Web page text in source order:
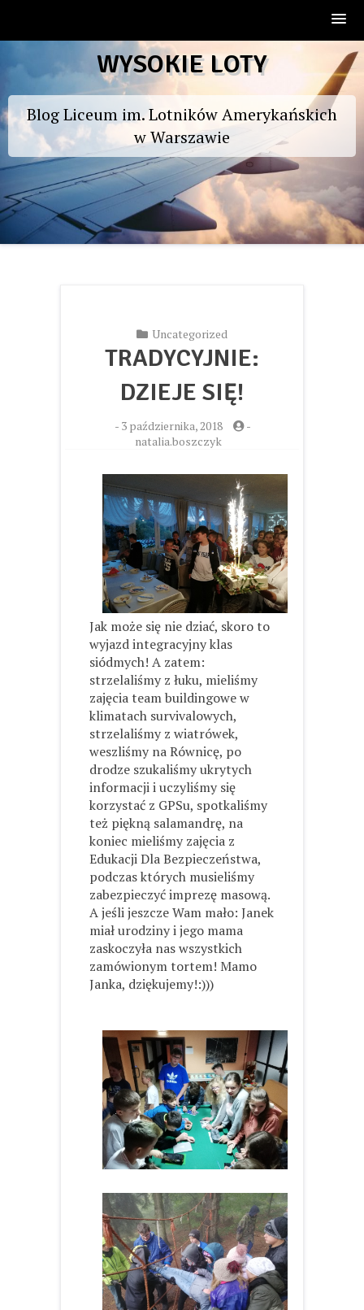
to
WYSOKIE LOTY
Blog Liceum im. Lotników Amerykańskich
w Warszawie
Uncategorized
TRADYCYJNIE:
DZIEJE SIĘ!
- 3 października, 2018
-
natalia.boszczyk
Jak może się nie dziać, skoro to
wyjazd integracyjny klas
siódmych! A zatem:
strzelaliśmy z łuku, mieliśmy
zajęcia team buildingowe w
klimatach survivalowych,
strzelaliśmy z wiatrówek,
weszliśmy na Równicę, po
drodze szukaliśmy ukrytych
informacji i uczyliśmy się
korzystać z GPSu, spotkaliśmy
też piękną salamandrę, na
koniec mieliśmy zajęcia z
Edukacji Dla Bezpieczeństwa,
podczas których musieliśmy
zabezpieczyć imprezę masową.
A jeśli jeszcze Wam mało: Janek
miał urodziny i jego mama
zaskoczyła nas wszystkich
zamówionym tortem! Mamo
Janka, dziękujemy!:)))